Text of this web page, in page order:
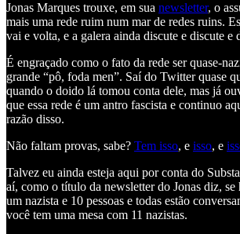
Jonas Marques trouxe, em sua newsletter, o
mais uma rede ruim num mar de redes ruins.
vai e volta, e a galera ainda discute e discute e
É engraçado como o fato da rede ser quase-
grande “pô, foda men”. Saí do Twitter quase
quando o doido lá tomou conta dele, mas já
que essa rede é um antro fascista e continuo
razão disso.
Não faltam provas, sabe? Tem isso, e isso, e
Talvez eu ainda esteja aqui por conta do
aí, como o título da newsletter do Jonas diz, se
um nazista e 10 pessoas e todas estão
você tem uma mesa com 11 nazistas.